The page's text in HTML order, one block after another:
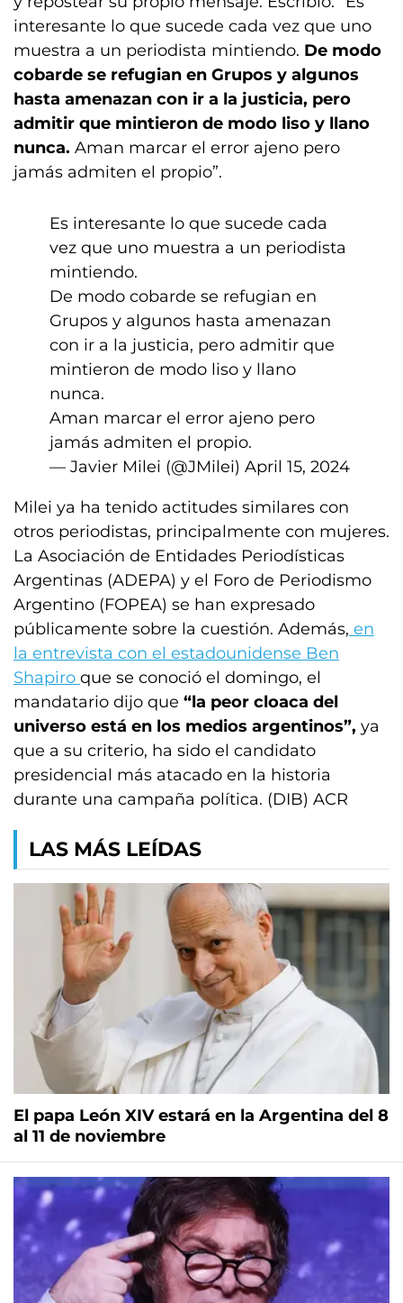
interesante lo que sucede cada vez que uno
muestra a un periodista mintiendo. De modo
cobarde se refugian en Grupos y algunos
hasta amenazan con ir a la justicia, pero
admitir que mintieron de modo liso y llano
nunca. Aman marcar el error ajeno pero
jamás admiten el propio”.
Es interesante lo que sucede cada
vez que uno muestra a un periodista
mintiendo.
De modo cobarde se refugian en
Grupos y algunos hasta amenazan
con ir a la justicia, pero admitir que
mintieron de modo liso y llano
nunca.
Aman marcar el error ajeno pero
jamás admiten el propio.
— Javier Milei (@JMilei) April 15, 2024
Milei ya ha tenido actitudes similares con
otros periodistas, principalmente con mujeres.
La Asociación de Entidades Periodísticas
Argentinas (ADEPA) y el Foro de Periodismo
Argentino (FOPEA) se han expresado
públicamente sobre la cuestión. Además, en
la entrevista con el estadounidense Ben
Shapiro que se conoció el domingo, el
mandatario dijo que “la peor cloaca del
universo está en los medios argentinos”, ya
que a su criterio, ha sido el candidato
presidencial más atacado en la historia
durante una campaña política. (DIB) ACR
LAS MÁS LEÍDAS
El papa León XIV estará en la Argentina del 8
al 11 de noviembre